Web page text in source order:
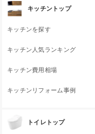
キッチントップ
キッチンを探す
キッチン人気ランキング
キッチン費用相場
キッチンリフォーム事例
トイレトップ